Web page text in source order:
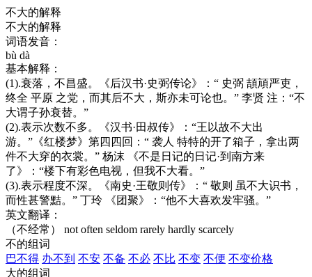
不大的解释
不大的解释
词语发音：
bù dà
基本解释：
(1).衰落，不昌盛。《后汉书·史弼传论》：“ 史弼 頡頏严吏，
终全 平原 之党，而其后不大，斯亦未可论也。” 李贤 注：“不
大谓子孙衰替。”
(2).表示次数不多。《汉书·田叔传》：“王以故不大出
游。”《红楼梦》第四四回：“ 袭人 特特的开了箱子，拿出两
件不大穿的衣裳。” 杨沫 《不是日记的日记·到南方来
了》：“楼下有彩色电视，但我不大看。”
(3).表示程度不深。《南史·王敬则传》：“ 敬则 虽不大识书，
而性甚警黠。” 丁玲 《团聚》：“他不大喜欢发牢骚。”
英文翻译：
（不经常） not often seldom rarely hardly scarcely
不的组词
巴不得 办不到 不安 不备 不必 不比 不变 不便 不变价格
大的组词